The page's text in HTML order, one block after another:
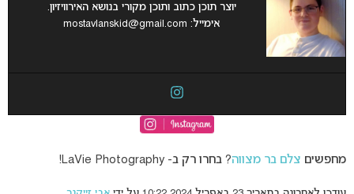
יוצר תוכן כתוב ותוכן מקורי בנושא האירוויזיון.
אימייל: mostavlanskid@gmail.com
מחפשים צלם בר מצווה? בחרו רק ב- LaVie Photography!